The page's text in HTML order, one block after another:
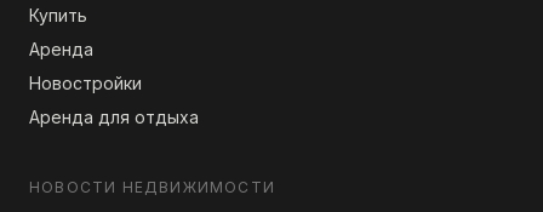
Купить
Аренда
Новостройки
Аренда для отдыха
НОВОСТИ НЕДВИЖИМОСТИ